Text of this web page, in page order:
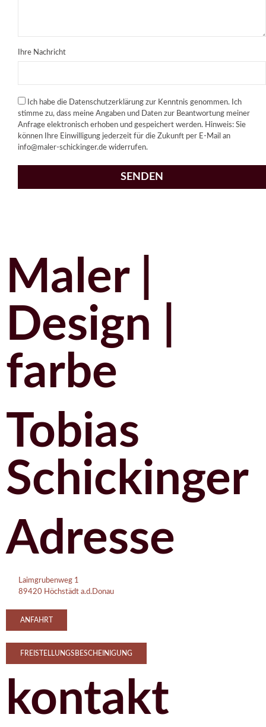
Ihre Nachricht
Ich habe die Datenschutzerklärung zur Kenntnis genommen. Ich
stimme zu, dass meine Angaben und Daten zur Beantwortung meiner
Anfrage elektronisch erhoben und gespeichert werden. Hinweis: Sie
können Ihre Einwilligung jederzeit für die Zukunft per E-Mail an
info@maler-schickinger.de widerrufen.
SENDEN
Maler |
Design |
farbe
Tobias
Schickinger
Adresse
Laimgrubenweg 1
89420 Höchstädt a.d.Donau
ANFAHRT
FREISTELLUNGSBESCHEINIGUNG
kontakt